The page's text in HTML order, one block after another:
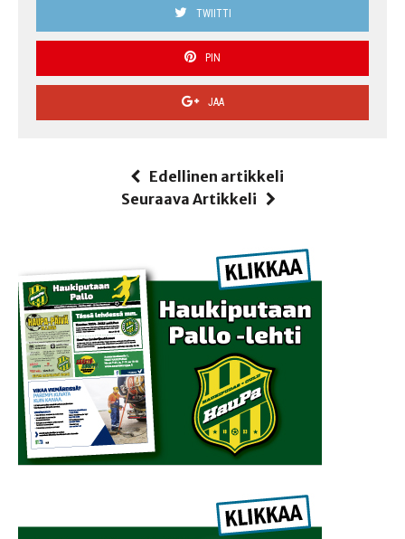
TWIITTI
PIN
JAA
Edellinen artikkeli
Seuraava Artikkeli